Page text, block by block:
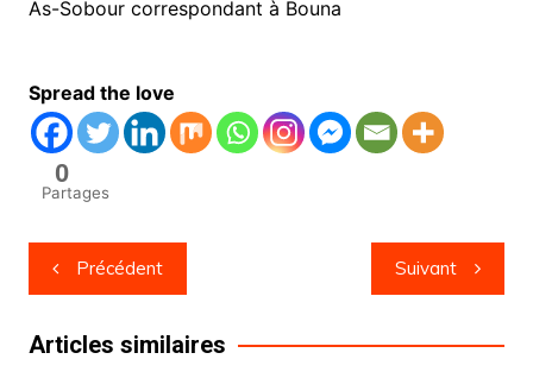
As-Sobour correspondant à Bouna
Spread the love
0
Partages
Navigation
de
l’article
Précédent Suivant
Articles similaires